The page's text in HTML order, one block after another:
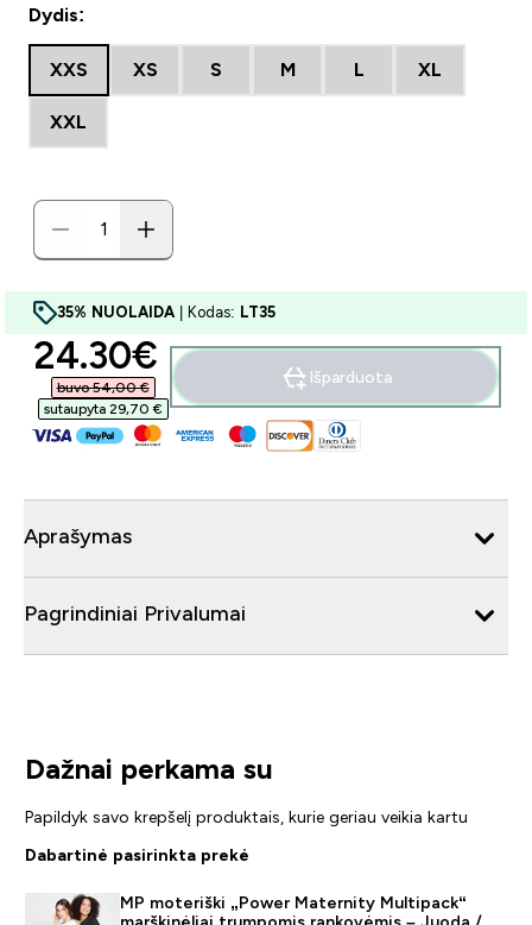
Dydis:
XXS XS S M L XL
XXL
35% NUOLAIDA | Kodas: LT35
discounted price
24.30€‎
buvo 54,00 €‎
sutaupyta 29,70 €‎
Išparduota
Aprašymas
Pagrindiniai Privalumai
Dažnai perkama su
Papildyk savo krepšelį produktais, kurie geriau veikia kartu
Dabartinė pasirinkta prekė
MP moteriški „Power Maternity Multipack“
marškinėliai trumpomis rankovėmis – Juoda /